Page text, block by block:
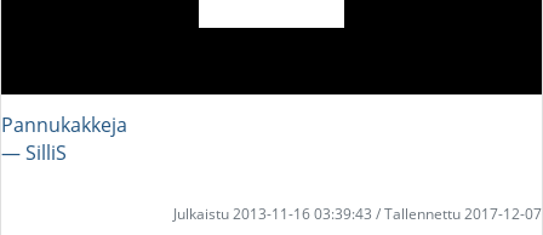
Pannukakkeja
― SilliS
Julkaistu 2013-11-16 03:39:43 / Tallennettu 2017-12-07